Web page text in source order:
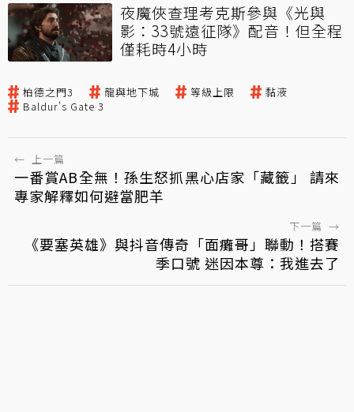
夜魔俠查理考克斯參與《光與
影：33號遠征隊》配音！但全程
僅耗時4小時
柏德之門3 龍與地下城 等級上限
黏液
Baldur's Gate 3
← 上一篇
一番賞AB全無！孫生怒抓黑心店家「藏籤」 請來
專家解釋如何避當肥羊
下一篇 →
《要塞英雄》與抖音傳奇「面癱哥」聯動！搭賽
季口號 迷因本尊：我進去了